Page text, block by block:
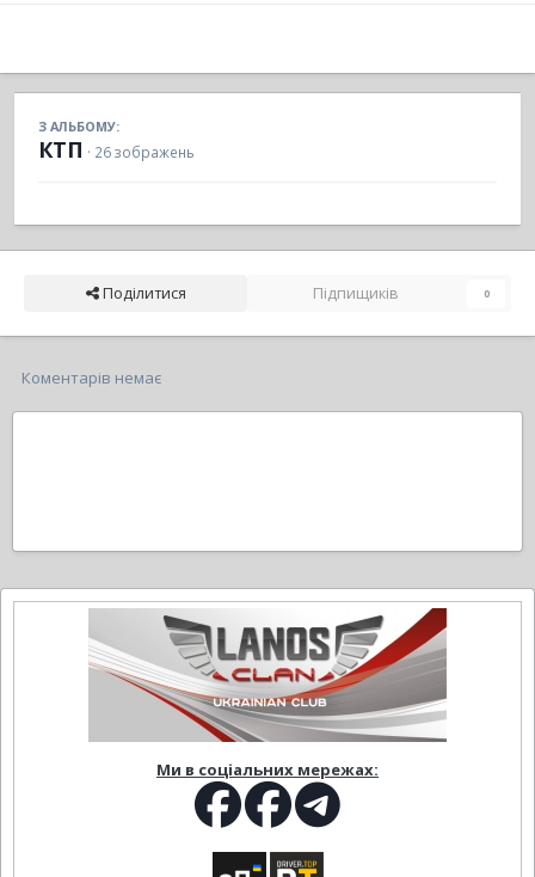
З АЛЬБОМУ:
КТП · 26 зображень
Поділитися Підпищиків 0
Коментарів немає
Ми в соціальних мережах: